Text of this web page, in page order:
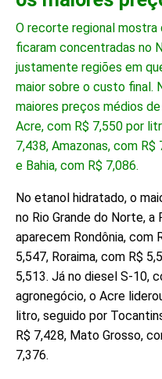
O recorte regional mostra
ficaram concentradas no
justamente regiões em
maior sobre o custo final.
maiores preços médios
Acre, com R$ 7,550 por
7,438, Amazonas, com R$
e Bahia, com R$ 7,086.
No etanol hidratado, o
no Rio Grande do Norte,
aparecem Rondônia, com
5,547, Roraima, com R$
5,513. Já no diesel S-10,
agronegócio, o Acre
litro, seguido por
R$ 7,428, Mato Grosso,
7,376.